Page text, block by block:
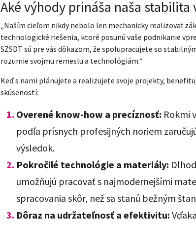
Aké výhody prináša naša
„Naším cieľom nikdy nebolo len mechanicky realizovať
technologické riešenia, ktoré posunú vaše podnikanie
SZSDT sú pre vás dôkazom, že spolupracujete so
rozumie svojmu remeslu a technológiám.“
Keď s nami plánujete a realizujete svoje projekty,
skúseností:
Overené know-how a precíznosť: Rokmi
podľa prísnych profesijných noriem
výsledok.
Pokročilé technológie a materiály:
umožňujú pracovať s najmodernejšími
spracovania skôr, než sa stanú bežným
Dôraz na udržateľnosť a efektivitu: